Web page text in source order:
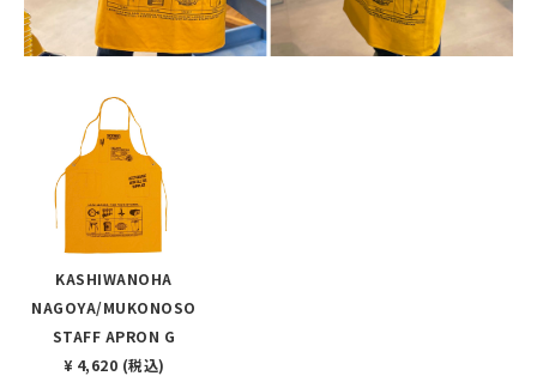
KASHIWANOHA
NAGOYA/MUKONOSO
STAFF APRON G
¥ 4,620 (税込)